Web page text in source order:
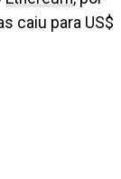
caiu para US$